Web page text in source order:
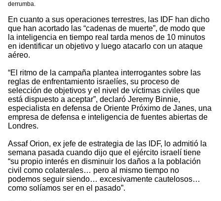
derrumba.
En cuanto a sus operaciones terrestres, las IDF han dicho
que han acortado las “cadenas de muerte”, de modo que
la inteligencia en tiempo real tarda menos de 10 minutos
en identificar un objetivo y luego atacarlo con un ataque
aéreo.
“El ritmo de la campaña plantea interrogantes sobre las
reglas de enfrentamiento israelíes, su proceso de
selección de objetivos y el nivel de víctimas civiles que
está dispuesto a aceptar”, declaró Jeremy Binnie,
especialista en defensa de Oriente Próximo de Janes, una
empresa de defensa e inteligencia de fuentes abiertas de
Londres.
Assaf Orion, ex jefe de estrategia de las IDF, lo admitió la
semana pasada cuando dijo que el ejército israelí tiene
“su propio interés en disminuir los daños a la población
civil como colaterales… pero al mismo tiempo no
podemos seguir siendo… excesivamente cautelosos…
como solíamos ser en el pasado”.